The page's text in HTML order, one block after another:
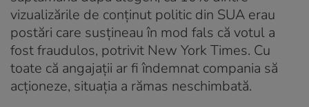
vizualizările de conținut politic din SUA erau
postări care susțineau în mod fals că votul a
fost fraudulos, potrivit New York Times. Cu
toate că angajații ar fi îndemnat compania să
acționeze, situația a rămas neschimbată.